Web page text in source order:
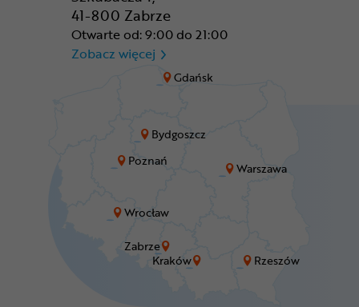
Bydgoszcz
Gdańsk
Kraków
Poznań
Rzeszów
Warszawa
Wrocław
Zabrze
41-800 Zabrze
Otwarte od: 9:00 do 21:00
Zobacz więcej CR Zabrze - M1 Zabrze